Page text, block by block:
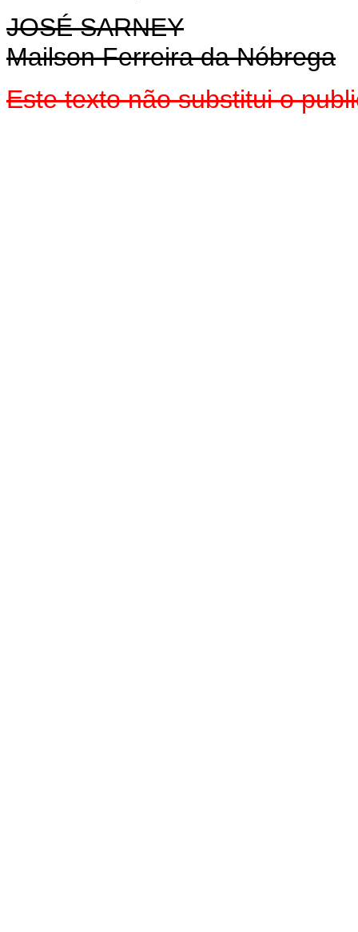
JOSÉ SARNEY
Mailson Ferreira da Nóbrega
Este texto não substitui o